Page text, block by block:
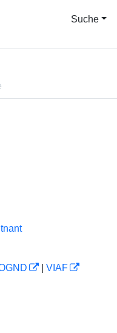
Suche
VIAF